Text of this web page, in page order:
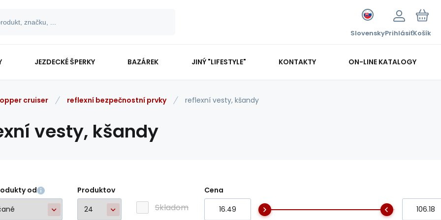
SlovenskyPrihlásiťKošík
JEZDECKÉ ŠPERKY BAZÁREK JINÝ "LIFESTYLE" KONTAKTY ON-LINE KATALOGY
cruiser reflexní bezpečnostní prvky reflexní vesty, kšandy
vesty, kšandy
od Produktov
Skladom
Cena